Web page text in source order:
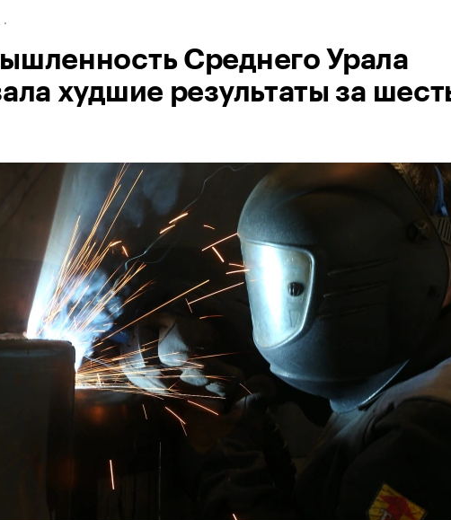
Среднего Урала
худшие результаты за